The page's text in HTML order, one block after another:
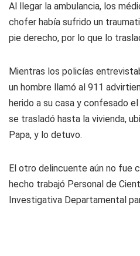
Al llegar la ambulancia, los
chofer había sufrido un
pie derecho, por lo que lo
Mientras los policías
un hombre llamó al 911
herido a su casa y confesado
se trasladó hasta la vivienda,
Papa, y lo detuvo.
El otro delincuente aún no fue
hecho trabajó Personal de
Investigativa Departamental